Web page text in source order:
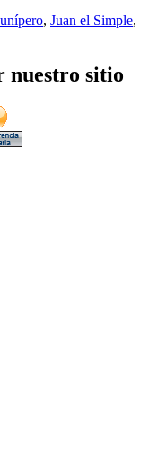
, Juan el Simple,
nuestro sitio